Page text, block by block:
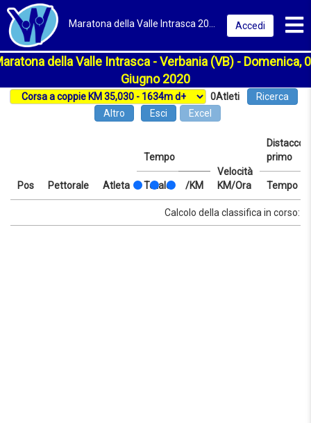
Accedi
della Valle Intrasca - Verbania (VB) - Domenica,
Giugno 2020
0Atleti
Ricerca
Altro
Esci Excel
Pos Pettorale Atleta
Tempo
Velocità
KM/Ora
Distacco
primo
Totale /KM
Tempo
Tempo
Velocità
Totale /KM
Calcolo della classifica in corso: